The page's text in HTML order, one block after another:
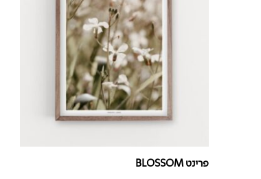
פרינט BLOSSOM